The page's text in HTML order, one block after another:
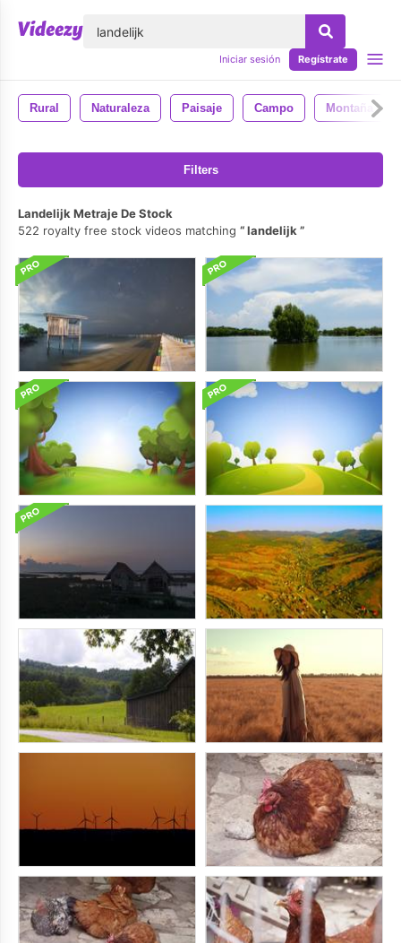
Iniciar sesión Regístrate
Rural Naturaleza Paisaje Campo Montaña
Filters
Landelijk Metraje De Stock
522 royalty free stock videos matching
landelijk